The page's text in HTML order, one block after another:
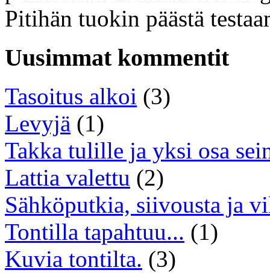
Pitihän tuokin päästä
Uusimmat kommentit
Tasoitus alkoi (3)
Levyjä (1)
Takka tulille ja yksi osa
Lattia valettu (2)
Sähköputkia, siivousta ja
Tontilla tapahtuu... (1)
Kuvia tontilta. (3)